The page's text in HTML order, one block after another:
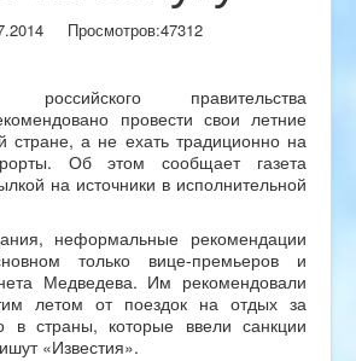
Просмотров:47312
российского правительства
провести свои летние
стране, а не ехать традиционно на
Об этом сообщает газета
на источники в исполнительной
неформальные рекомендации
только вице-премьеров и
Медведева. Им рекомендовали
летом от поездок на отдых за
в страны, которые ввели санкции
«Известия».